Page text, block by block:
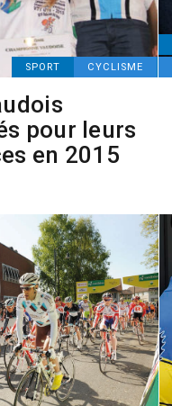
SPORT CYCLISME
pour leurs
en 2015